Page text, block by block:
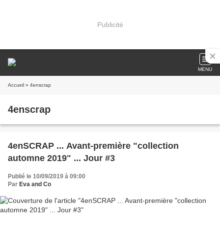
Publicité
MENU
Accueil » 4enscrap
4enscrap
4enSCRAP ... Avant-première "collection
automne 2019" ... Jour #3
Publié le 10/09/2019 à 09:00
Par Eva and Co